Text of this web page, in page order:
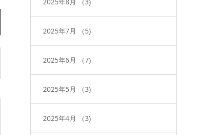
2025年7月 （5)
2025年6月 （7)
2025年5月 （3)
2025年4月 （3)